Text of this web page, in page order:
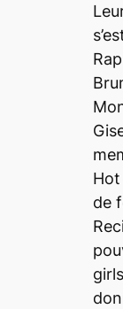
Hot
de